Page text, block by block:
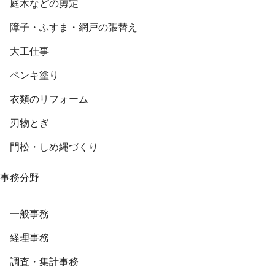
庭木などの剪定
障子・ふすま・網戸の張替え
大工仕事
ペンキ塗り
衣類のリフォーム
刃物とぎ
門松・しめ縄づくり
事務分野
一般事務
経理事務
調査・集計事務